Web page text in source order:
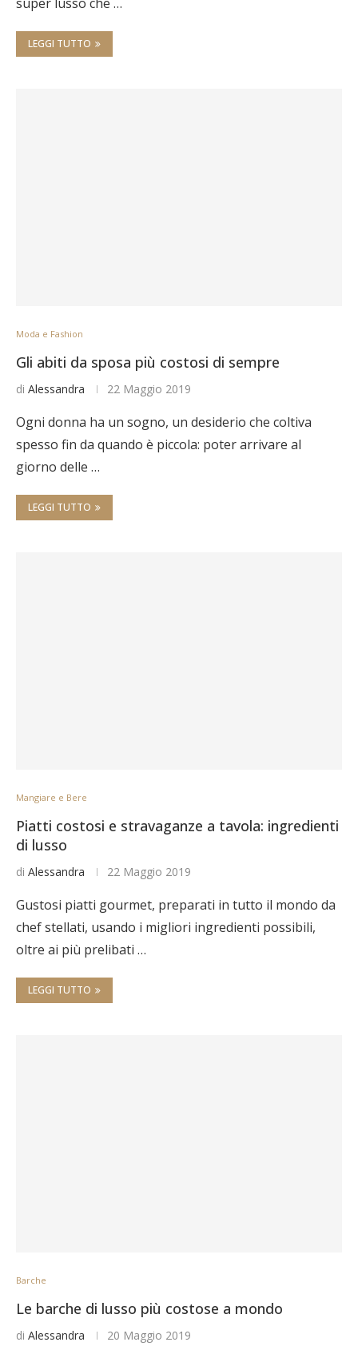
LEGGI TUTTO
Moda e Fashion
Gli abiti da sposa più costosi di sempre
di Alessandra 22 Maggio 2019
Ogni donna ha un sogno, un desiderio che coltiva
spesso fin da quando è piccola: poter arrivare al
giorno delle …
LEGGI TUTTO
Mangiare e Bere
Piatti costosi e stravaganze a tavola: ingredienti
di lusso
di Alessandra 22 Maggio 2019
Gustosi piatti gourmet, preparati in tutto il mondo da
chef stellati, usando i migliori ingredienti possibili,
oltre ai più prelibati …
LEGGI TUTTO
Barche
Le barche di lusso più costose a mondo
di Alessandra 20 Maggio 2019